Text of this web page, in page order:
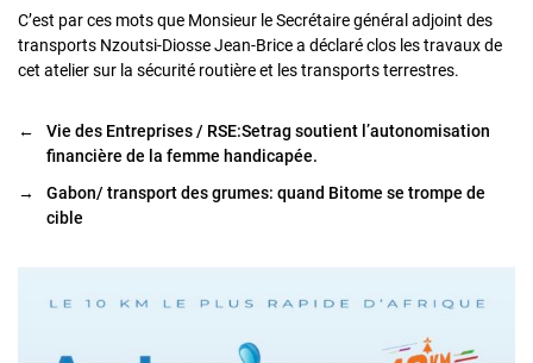
C’est par ces mots que Monsieur le Secrétaire général adjoint des
transports Nzoutsi-Diosse Jean-Brice a déclaré clos les travaux de
cet atelier sur la sécurité routière et les transports terrestres.
←
Vie des Entreprises / RSE:Setrag soutient l’autonomisation
financière de la femme handicapée.
→
Gabon/ transport des grumes: quand Bitome se trompe de
cible